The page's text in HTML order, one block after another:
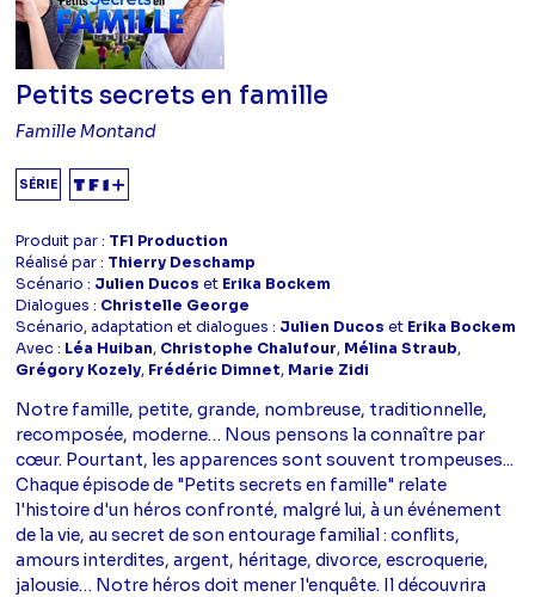
Petits secrets en famille
Famille Montand
SÉRIE
Produit par : TF1 Production
Réalisé par : Thierry Deschamp
Scénario : Julien Ducos et Erika Bockem
Dialogues : Christelle George
Scénario, adaptation et dialogues : Julien Ducos et Erika Bockem
Avec : Léa Huiban, Christophe Chalufour, Mélina Straub,
Grégory Kozely, Frédéric Dimnet, Marie Zidi
Notre famille, petite, grande, nombreuse, traditionnelle,
recomposée, moderne… Nous pensons la connaître par
cœur. Pourtant, les apparences sont souvent trompeuses...
Chaque épisode de "Petits secrets en famille" relate
l'histoire d'un héros confronté, malgré lui, à un événement
de la vie, au secret de son entourage familial : conflits,
amours interdites, argent, héritage, divorce, escroquerie,
jalousie… Notre héros doit mener l'enquête. Il découvrira